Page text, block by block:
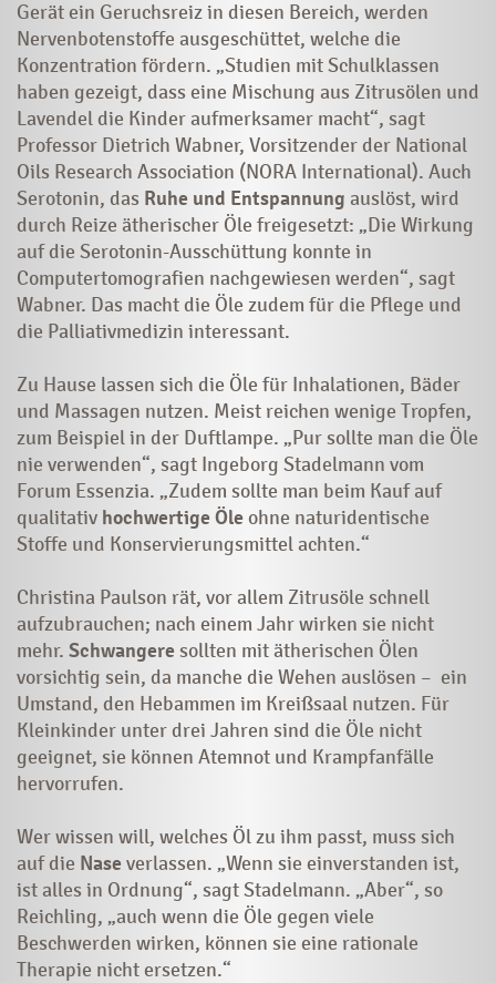
Gerät ein Geruchsreiz in diesen Bereich, werden
Nervenbotenstoffe ausgeschüttet, welche die
Konzentration fördern. „Studien mit Schulklassen
haben gezeigt, dass eine Mischung aus Zitrusölen und
Lavendel die Kinder aufmerksamer macht“, sagt
Professor Dietrich Wabner, Vorsitzender der National
Oils Research Association (NORA International). Auch
Serotonin, das Ruhe und Entspannung auslöst, wird
durch Reize ätherischer Öle freigesetzt: „Die Wirkung
auf die Serotonin-Ausschüttung konnte in
Computertomografien nachgewiesen werden“, sagt
Wabner. Das macht die Öle zudem für die Pflege und
die Palliativmedizin interessant.
Zu Hause lassen sich die Öle für Inhalationen, Bäder
und Massagen nutzen. Meist reichen wenige Tropfen,
zum Beispiel in der Duftlampe. „Pur sollte man die Öle
nie verwenden“, sagt Ingeborg Stadelmann vom
Forum Essenzia. „Zudem sollte man beim Kauf auf
qualitativ hochwertige Öleohne naturidentische
Stoffe und Konservierungsmittel achten.“
Christina Paulson rät, vor allem Zitrusöle schnell
aufzubrauchen; nach einem Jahr wirken sie nicht
mehr. Schwangeresollten mit ätherischen Ölen
vorsichtig sein, da manche die Wehen auslösen – ein
Umstand, den Hebammen im Kreißsaal nutzen. Für
Kleinkinder unter drei Jahren sind die Öle nicht
geeignet, sie können Atemnot und Krampfanfälle
hervorrufen.
Wer wissen will, welches Öl zu ihm passt, muss sich
auf die Naseverlassen. „Wenn sie einverstanden ist,
ist alles in Ordnung“, sagt Stadelmann. „Aber“, so
Reichling, „auch wenn die Öle gegen viele
Beschwerden wirken, können sie eine rationale
Therapie nicht ersetzen.“